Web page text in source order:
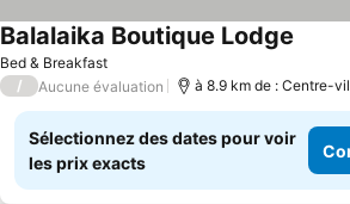
Bed & Breakfast
Balalaika Boutique Lodge
/ Aucune évaluation à 8.9 km de : Centre-
Sélectionnez des dates pour voir
les prix exacts